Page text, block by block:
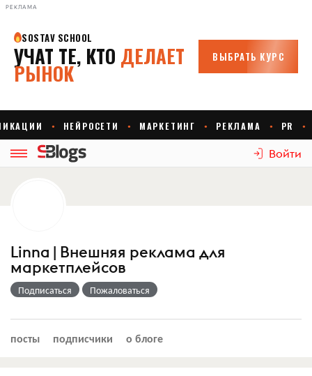
РЕКЛАМА
Войти
Linna | Внешняя реклама для
маркетплейсов
Подписаться Пожаловаться
посты подписчики о блоге